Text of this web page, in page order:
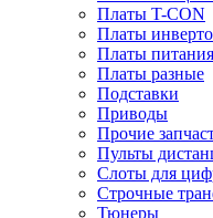
Платы T-CON
Платы
Платы питания
Платы разные
Подставки
Приводы
Прочие
Пульты
Слоты для
Строчные
Тюнеры